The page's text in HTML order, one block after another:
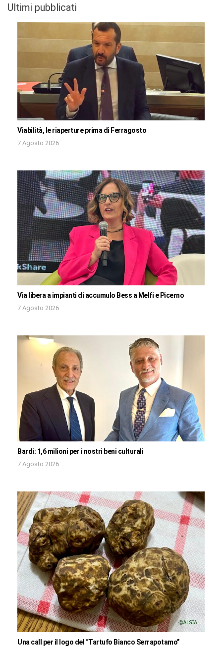
Ultimi pubblicati
Viabilità, le riaperture prima di Ferragosto
7 Agosto 2026
Via libera a impianti di accumulo Bess a Melfi e Picerno
7 Agosto 2026
Bardi: 1,6 milioni per i nostri beni culturali
7 Agosto 2026
Una call per il logo del “Tartufo Bianco Serrapotamo”